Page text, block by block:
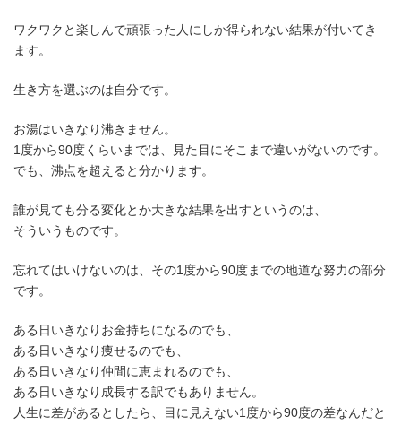
ワクワクと楽しんで頑張った人にしか得られない結果が付いてき
ます。
生き方を選ぶのは自分です。
お湯はいきなり沸きません。
1度から90度くらいまでは、見た目にそこまで違いがないのです。
でも、沸点を超えると分かります。
誰が見ても分る変化とか大きな結果を出すというのは、
そういうものです。
忘れてはいけないのは、その1度から90度までの地道な努力の部分
です。
ある日いきなりお金持ちになるのでも、
ある日いきなり痩せるのでも、
ある日いきなり仲間に恵まれるのでも、
ある日いきなり成長する訳でもありません。
人生に差があるとしたら、目に見えない1度から90度の差なんだと